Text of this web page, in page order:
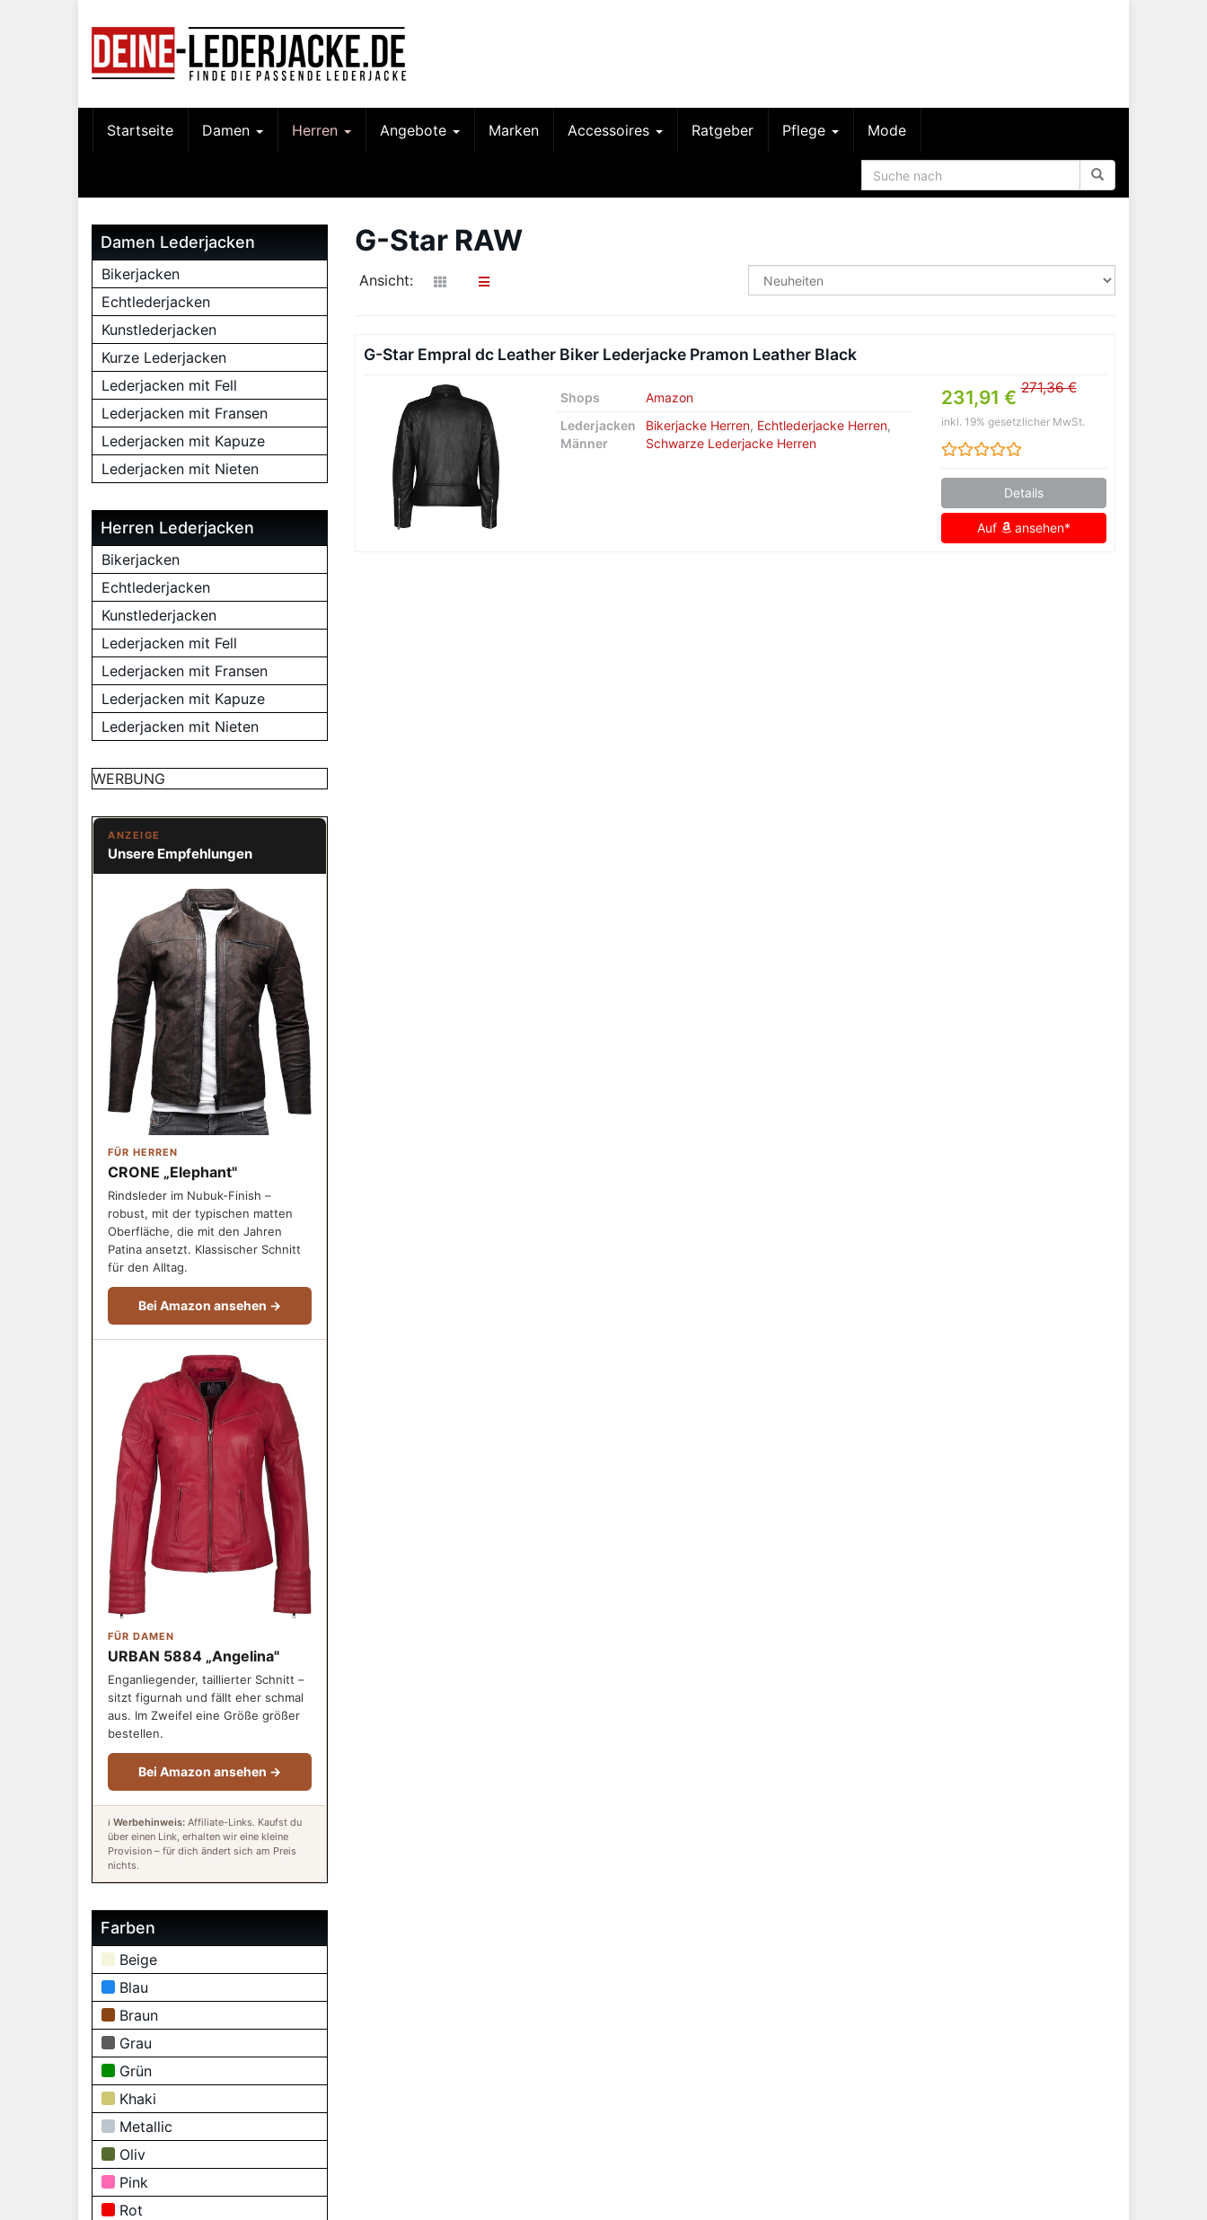
Startseite Damen Herren Angebote Marken Accessoires Ratgeber Pflege Mode
G-Star RAW
Ansicht:
G-Star Empral dc Leather Biker Lederjacke Pramon Leather Black
231,91 € 271,36 €
inkl. 19% gesetzlicher MwSt.
Details
Auf ansehen*
Shops
Amazon
Lederjacken
Männer
Bikerjacke Herren, Echtlederjacke Herren,
Schwarze Lederjacke Herren
Damen Lederjacken
Bikerjacken
Echtlederjacken
Kunstlederjacken
Kurze Lederjacken
Lederjacken mit Fell
Lederjacken mit Fransen
Lederjacken mit Kapuze
Lederjacken mit Nieten
Herren Lederjacken
Bikerjacken
Echtlederjacken
Kunstlederjacken
Lederjacken mit Fell
Lederjacken mit Fransen
Lederjacken mit Kapuze
Lederjacken mit Nieten
WERBUNG
ANZEIGE
Unsere Empfehlungen
FÜR HERREN
CRONE „Elephant"
Rindsleder im Nubuk-Finish –
robust, mit der typischen matten
Oberfläche, die mit den Jahren
Patina ansetzt. Klassischer Schnitt
für den Alltag.
Bei Amazon ansehen →
FÜR DAMEN
URBAN 5884 „Angelina"
Enganliegender, taillierter Schnitt –
sitzt figurnah und fällt eher schmal
aus. Im Zweifel eine Größe größer
bestellen.
Bei Amazon ansehen →
ℹ️ Werbehinweis: Affiliate-Links. Kaufst du
über einen Link, erhalten wir eine kleine
Provision – für dich ändert sich am Preis
nichts.
Farben
Beige
Blau
Braun
Grau
Grün
Khaki
Metallic
Oliv
Pink
Rot